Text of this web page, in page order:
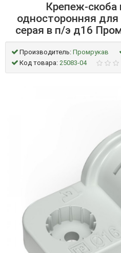
Крепеж-скоба
односторонняя
серая в п/э д16
Производитель: Промрукав
Код товара: 25083-04